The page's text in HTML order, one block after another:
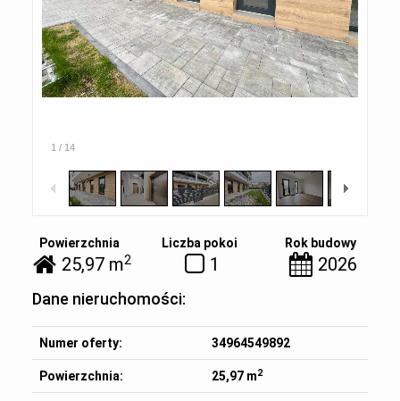
1 / 14
Powierzchnia
25,97 m2
Liczba pokoi
1
Rok budowy
2026
Dane nieruchomości:
Numer oferty: 34964549892
Powierzchnia: 25,97 m2